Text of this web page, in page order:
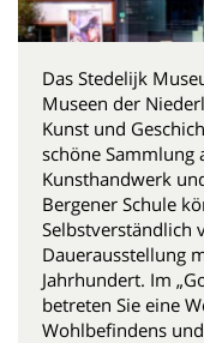
Das Stedelijk
Museen der
Kunst und
schöne Sammlung
Kunsthandwerk
Bergener Schule
Selbstverständlich
Dauerausstellung
Jahrhundert. Im
betreten Sie eine
Wohlbefindens